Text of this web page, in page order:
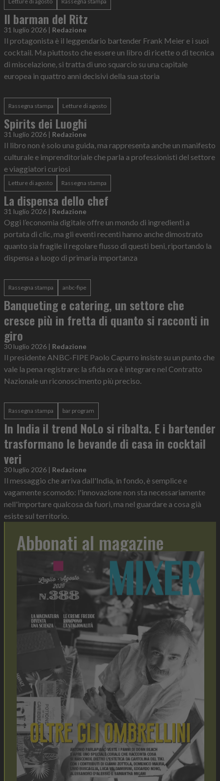
Il barman del Ritz
31 luglio 2026 | Redazione
Il protagonista è il leggendario bartender Frank Meier e i suoi
cocktail. Ma piuttosto che essere un libro di ricette o di tecnica
di miscelazione, si tratta di uno squarcio su una capitale
europea in quattro anni decisivi della sua storia
Rassegna stampa Letture di agosto
Spirits dei Luoghi
31 luglio 2026 | Redazione
Il libro non è solo una guida, ma rappresenta anche un manifesto
culturale e imprenditoriale che parla a professionisti del settore
e viaggiatori curiosi
Letture di agosto Rassegna stampa
La dispensa dello chef
31 luglio 2026 | Redazione
Oggi l’economia digitale offre un mondo di ingredienti a
portata di clic, ma gli eventi recenti hanno anche dimostrato
quanto sia fragile il regolare flusso di questi beni, riportando la
dispensa a luogo di primaria importanza
Rassegna stampa anbc-fipe
Banqueting e catering, un settore che
cresce più in fretta di quanto si racconti in
giro
30 luglio 2026 | Redazione
Il presidente ANBC-FIPE Paolo Capurro insiste su un punto che
vale la pena registrare: la sfida ora è integrare nel Contratto
Nazionale un riconoscimento più preciso.
Rassegna stampa bar program
In India il trend NoLo si ribalta. E i bartender
trasformano le bevande di casa in cocktail
veri
30 luglio 2026 | Redazione
Il messaggio che arriva dall'India, in fondo, è semplice e
vagamente scomodo: l'innovazione non sta necessariamente
nell'importare qualcosa da fuori, ma nel guardare a cosa già
esiste sul territorio.
Abbonati al magazine